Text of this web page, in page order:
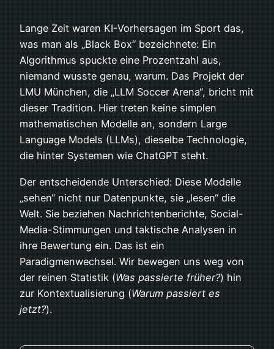
Lange Zeit waren KI-Vorhersagen im Sport das,
was man als „Black Box“ bezeichnete: Ein
Algorithmus spuckte eine Prozentzahl aus,
niemand wusste genau, warum. Das Projekt der
LMU München, die „LLM Soccer Arena“, bricht mit
dieser Tradition. Hier treten keine simplen
mathematischen Modelle an, sondern Large
Language Models (LLMs), dieselbe Technologie,
die hinter Systemen wie ChatGPT steht.
Der entscheidende Unterschied: Diese Modelle
„sehen“ nicht nur Datenpunkte, sie „lesen“ die
Welt. Sie beziehen Nachrichtenberichte, Social-
Media-Stimmungen und taktische Analysen in
ihre Bewertung ein. Das ist ein
Paradigmenwechsel. Wir bewegen uns weg von
der reinen Statistik (Was passierte früher?) hin
zur Kontextualisierung (Warum passiert es
jetzt?).